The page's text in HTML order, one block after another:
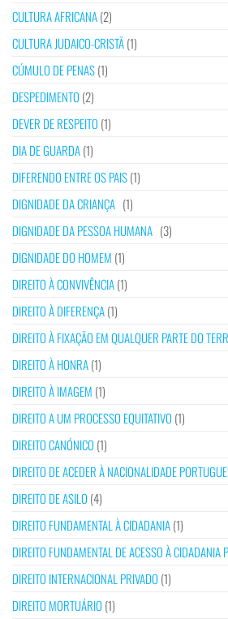
CULTURA AFRICANA(2)
CULTURA JUDAICO-CRISTÃ(1)
CÚMULO DE PENAS(1)
DESPEDIMENTO (2)
DEVER DE RESPEITO (1)
DIA DE GUARDA(1)
DIFERENDO ENTRE OS PAIS(1)
DIGNIDADE DA CRIANÇA (1)
DIGNIDADE DA PESSOA HUMANA (3)
DIGNIDADE DO HOMEM (1)
DIREITO À CONVIVÊNCIA(1)
DIREITO À DIFERENÇA(1)
DIREITO À FIXAÇÃO EM QUALQUER PARTE DO
DIREITO À HONRA(1)
DIREITO À IMAGEM (1)
DIREITO A UM PROCESSO EQUITATIVO (1)
DIREITO CANÓNICO (1)
DIREITO DE ACEDER À NACIONALIDADE
DIREITO DE ASILO (4)
DIREITO FUNDAMENTAL À CIDADANIA(1)
DIREITO FUNDAMENTAL DE ACESSO À CIDADANIA
DIREITO INTERNACIONAL PRIVADO (1)
DIREITO MORTUÁRIO (1)